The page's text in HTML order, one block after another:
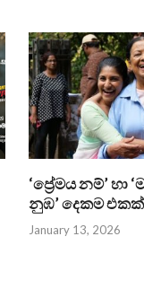
‘ප්‍රේමය නම්’ හා
නුඹ’ දෙකම එකක්
January 13, 2026